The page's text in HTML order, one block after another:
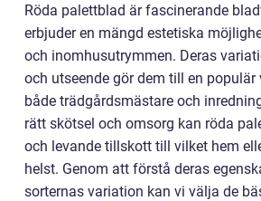
Röda palettblad är fascinerande
erbjuder en mängd estetiska
och inomhusutrymmen. Deras
och utseende gör dem till en
både trädgårdsmästare och
rätt skötsel och omsorg kan röda
och levande tillskott till vilket hem
helst. Genom att förstå deras
sorternas variation kan vi välja de